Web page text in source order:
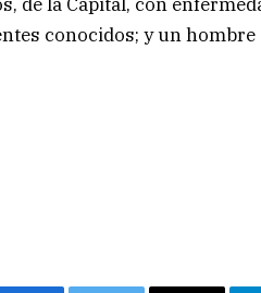
conocidos; y un hombre